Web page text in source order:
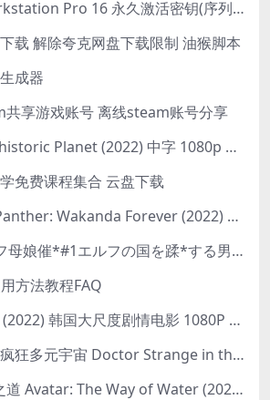
VMware Workstation Pro 16 永久激活密钥(序列号)
载 解除夸克网盘下载限制 油猴脚本
成器
享游戏账号 离线steam账号分享
史前星球 Prehistoric Planet (2022) 中字 1080p 高清 阿里云盘 2022.5.27已更新全集
免费课程集合 云盘下载
黑豹2 Black Panther: Wakanda Forever (2022) 高清版
OVA巨*エルフ母娘催*#1エルフの国を蹂*する男。汚された女王と姫
方法教程FAQ
B级文件 B컷 (2022) 韩国大尺度剧情电影 1080P 中字
奇异博士2：疯狂多元宇宙 Doctor Strange in the Multiverse of Madness (2022) 高清版1080p
阿凡达：水之道 Avatar: The Way of Water (2022) 1080p 2k 4k 中文字幕